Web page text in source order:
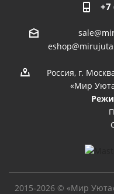
+7
Россия, г.
«Мир
2015-2026 © «Мир